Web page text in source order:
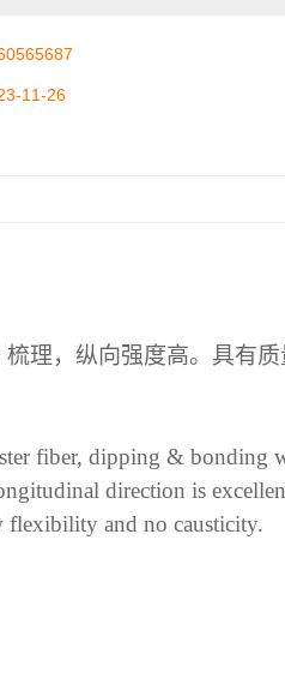
11-26
梳理，纵向强度高。具有质
fiber, dipping & bonding
direction is
flexibility and no causticity.